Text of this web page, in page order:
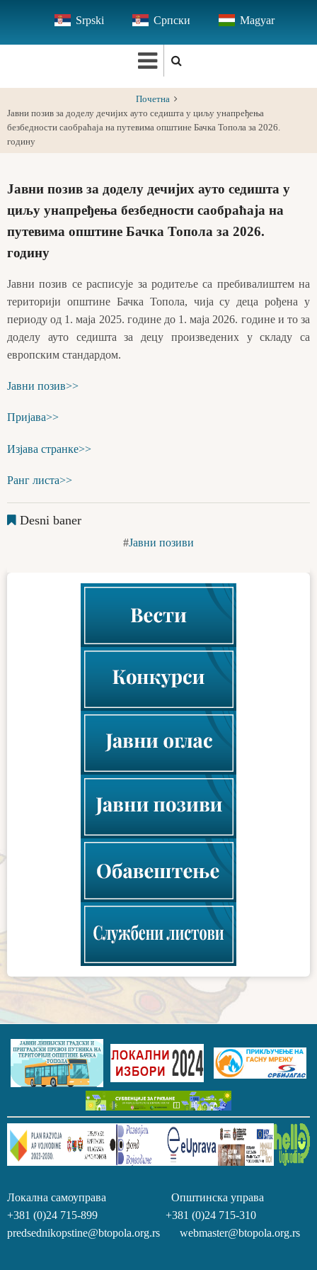
main
Srpski Српски Magyar
Почетна
Јавни позив за доделу дечијих ауто седишта у циљу унапређења
безбедности саобраћаја на путевима општине Бачка Топола за 2026.
годину
Јавни позив за доделу дечијих ауто седишта у
циљу унапређења безбедности саобраћаја на
путевима општине Бачка Топола за 2026.
годину
Јавни позив се расписује за родитеље са пребивалиштем на
територији општине Бачка Топола, чија су деца рођена у
периоду од 1. маја 2025. године до 1. маја 2026. године и то за
доделу ауто седишта за децу произведених у складу са
европским стандардом.
Јавни позив>>
Пријава>>
Изјава странке>>
Ранг листа>>
Desni baner
Јавни позиви
Локална самоуправа Општинска управа
+381 (0)24 715-899 +381 (0)24 715-310
predsednikopstine@btopola.org.rs webmaster@btopola.org.rs